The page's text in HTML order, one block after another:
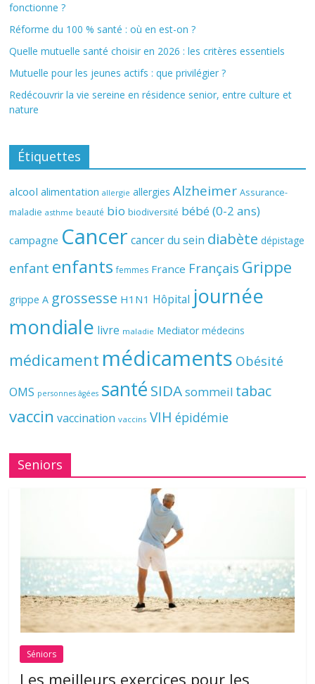
fonctionne ?
Réforme du 100 % santé : où en est-on ?
Quelle mutuelle santé choisir en 2026 : les critères essentiels
Mutuelle pour les jeunes actifs : que privilégier ?
Redécouvrir la vie sereine en résidence senior, entre culture et
nature
Étiquettes
alcool alimentation allergie allergies Alzheimer Assurance-
maladie asthme beauté bio biodiversité bébé (0-2 ans)
campagne Cancer cancer du sein diabète dépistage
enfant enfants femmes France Français Grippe
grippe A grossesse H1N1 Hôpital journée
mondiale livre maladie Mediator médecins
médicament médicaments Obésité
OMS personnes âgées santé SIDAsommeil tabac
vaccin vaccination vaccins VIH épidémie
Seniors
Séniors
Les meilleurs exercices pour les